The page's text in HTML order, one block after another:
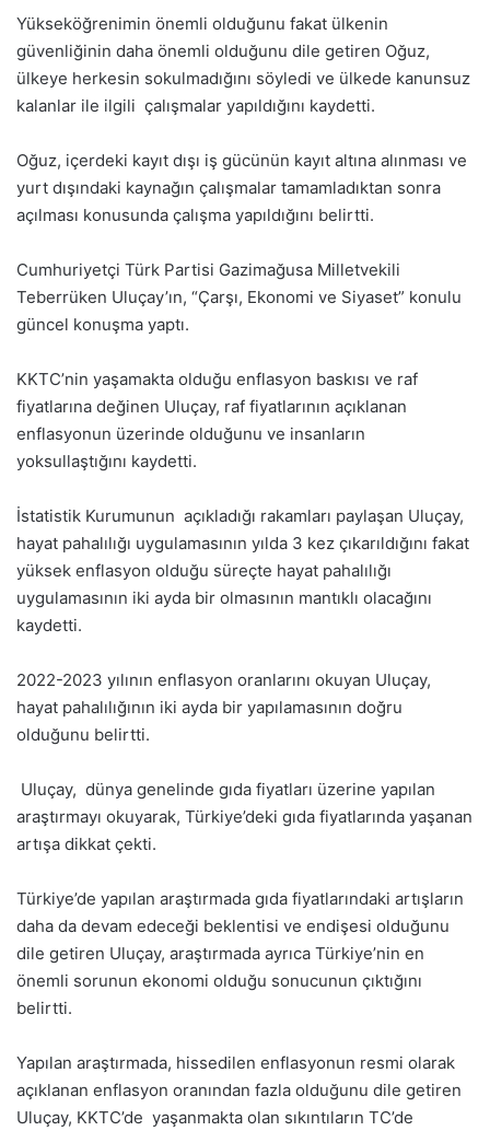
Yükseköğrenimin önemli olduğunu fakat ülkenin
güvenliğinin daha önemli olduğunu dile getiren Oğuz,
ülkeye herkesin sokulmadığını söyledi ve ülkede kanunsuz
kalanlar ile ilgili çalışmalar yapıldığını kaydetti.
Oğuz, içerdeki kayıt dışı iş gücünün kayıt altına alınması ve
yurt dışındaki kaynağın çalışmalar tamamladıktan sonra
açılması konusunda çalışma yapıldığını belirtti.
Cumhuriyetçi Türk Partisi Gazimağusa Milletvekili
Teberrüken Uluçay’ın, “Çarşı, Ekonomi ve Siyaset” konulu
güncel konuşma yaptı.
KKTC’nin yaşamakta olduğu enflasyon baskısı ve raf
fiyatlarına değinen Uluçay, raf fiyatlarının açıklanan
enflasyonun üzerinde olduğunu ve insanların
yoksullaştığını kaydetti.
İstatistik Kurumunun açıkladığı rakamları paylaşan Uluçay,
hayat pahalılığı uygulamasının yılda 3 kez çıkarıldığını fakat
yüksek enflasyon olduğu süreçte hayat pahalılığı
uygulamasının iki ayda bir olmasının mantıklı olacağını
kaydetti.
2022-2023 yılının enflasyon oranlarını okuyan Uluçay,
hayat pahalılığının iki ayda bir yapılamasının doğru
olduğunu belirtti.
Uluçay, dünya genelinde gıda fiyatları üzerine yapılan
araştırmayı okuyarak, Türkiye’deki gıda fiyatlarında yaşanan
artışa dikkat çekti.
Türkiye’de yapılan araştırmada gıda fiyatlarındaki artışların
daha da devam edeceği beklentisi ve endişesi olduğunu
dile getiren Uluçay, araştırmada ayrıca Türkiye’nin en
önemli sorunun ekonomi olduğu sonucunun çıktığını
belirtti.
Yapılan araştırmada, hissedilen enflasyonun resmi olarak
açıklanan enflasyon oranından fazla olduğunu dile getiren
Uluçay, KKTC’de yaşanmakta olan sıkıntıların TC’de